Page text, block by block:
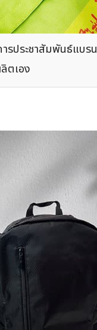
รประชาสัมพันธ์แบ
ตเอง